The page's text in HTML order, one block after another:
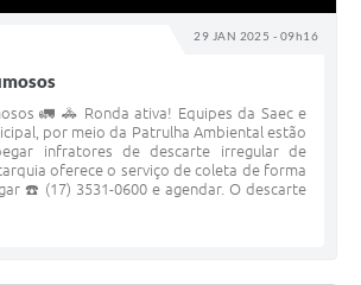
29 JAN 2025 - 09h16
🚛 🚓 Ronda ativa! Equipes da Saec e
por meio da Patrulha Ambiental estão
infratores de descarte irregular de
oferece o serviço de coleta de forma
☎️ (17) 3531-0600 e agendar. O descarte